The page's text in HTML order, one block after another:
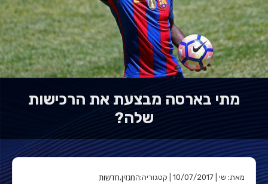
מתי בארסה מבצעת את הרכישות
שלה?
מאת: שי | 10/07/2017 | קטגוריה: המגזין,חדשות